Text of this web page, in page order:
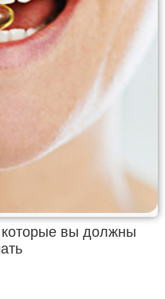
которые вы должны